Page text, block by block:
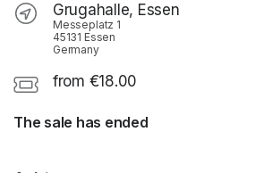
Grugahalle, Essen
Messeplatz 1
45131 Essen
Germany
from €18.00
The sale has ended